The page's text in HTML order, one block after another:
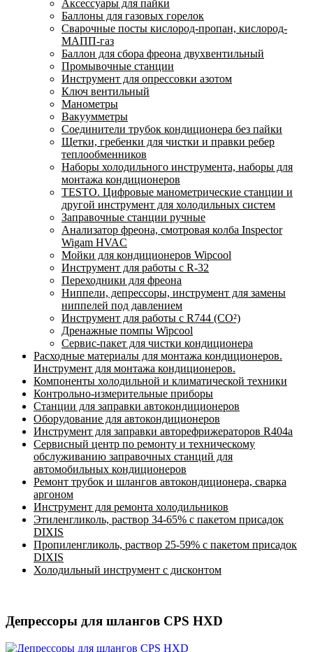
Аксессуары для пайки
Баллоны для газовых горелок
Сварочные посты кислород-пропан, кислород-
МАПП-газ
Баллон для сбора фреона двухвентильный
Промывочные станции
Инструмент для опрессовки азотом
Ключ вентильный
Манометры
Вакуумметры
Соединители трубок кондиционера без пайки
Щетки, гребенки для чистки и правки ребер
теплообменников
Наборы холодильного инструмента, наборы для
монтажа кондиционеров
TESTO. Цифровые манометрические станции и
другой инструмент для холодильных систем
Заправочные станции ручные
Анализатор фреона, смотровая колба Inspector
Wigam HVAC
Мойки для кондиционеров Wipcool
Инструмент для работы с R-32
Переходники для фреона
Ниппели, депрессоры, инструмент для замены
ниппелей под давлением
Инструмент для работы с R744 (CO²)
Дренажные помпы Wipcool
Сервис-пакет для чистки кондиционера
Расходные материалы для монтажа кондиционеров.
Инструмент для монтажа кондиционеров.
Компоненты холодильной и климатической техники
Контрольно-измерительные приборы
Станции для заправки автокондиционеров
Оборудование для автокондиционеров
Инструмент для заправки авторефрижераторов R404a
Сервисный центр по ремонту и техническому
обслуживанию заправочных станций для
автомобильных кондиционеров
Ремонт трубок и шлангов автокондиционера, сварка
аргоном
Инструмент для ремонта холодильников
Этиленгликоль, раствор 34-65% с пакетом присадок
DIXIS
Пропиленгликоль, раствор 25-59% с пакетом присадок
DIXIS
Холодильный инструмент с дисконтом
Депрессоры для шлангов CPS HXD